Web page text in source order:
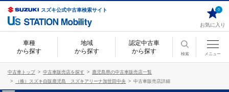
スズキ公式中古車検索サイト
お気に入り
0
車種
から探す
地域
から探す
認定中古車
から探す
検索 メニュー
中古車トップ 中古車販売店を探す
鹿児島県の中古車販売店一覧
（株）スズキ自販鹿児島 スズキアリーナ加世田中央
中古車販売店詳細